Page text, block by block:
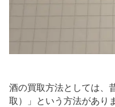
酒の買取方法としては、
取）」という方法があり